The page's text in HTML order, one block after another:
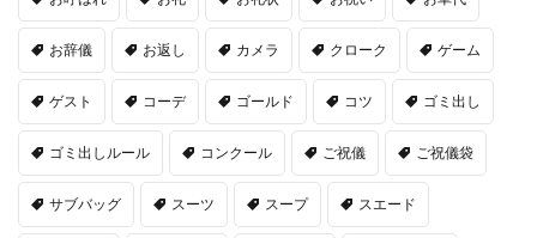
お辞儀 お返し カメラ クローク ゲーム
ゲスト コーデ ゴールド コツ ゴミ出し
ゴミ出しルール コンクール ご祝儀 ご祝儀袋
サブバッグ スーツ スープ スエード